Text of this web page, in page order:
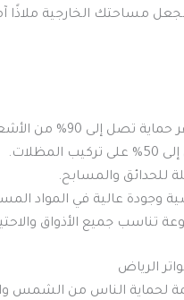
مساحتك الخارجية ملاذًا
90% من الأشعة فوق البنفسجية.
للحدائق والمسابح.
وجودة عالية في المواد
تناسب جميع الأذواق
الرياض
لحماية الناس من الشمس